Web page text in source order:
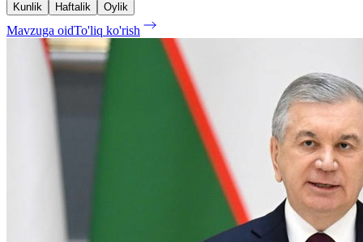
Kunlik Haftalik Oylik
Mavzuga oidTo'liq ko'rish